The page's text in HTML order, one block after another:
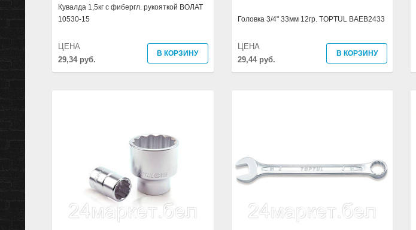
Кувалда 1,5кг с фибергл. рукояткой ВОЛАТ
10530-15
29,34 руб.
ЦЕНА
В КОРЗИНУ
Головка 3/4" 33мм 12гр. TOPTUL BAEB2433
29,44 руб.
ЦЕНА
В КОРЗИНУ